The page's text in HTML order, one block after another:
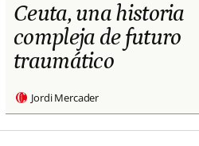
Ceuta, una historia
compleja de futuro
traumático
Jordi Mercader